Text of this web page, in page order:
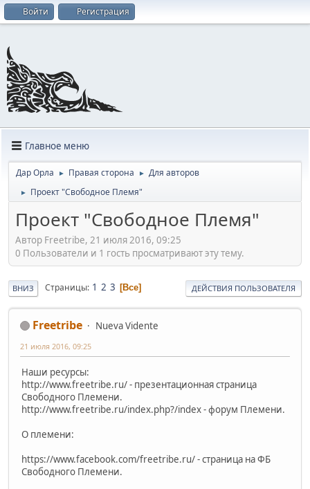
Войти Регистрация
Главное меню
Дар Орла ► Правая сторона ► Для авторов
► Проект "Свободное Племя"
Проект "Свободное Племя"
Автор Freetribe, 21 июля 2016, 09:25
0 Пользователи и 1 гость просматривают эту тему.
ВНИЗ Страницы 1 2 3 Все ДЕЙСТВИЯ ПОЛЬЗОВАТЕЛЯ
Freetribe Nueva Vidente
21 июля 2016, 09:25
Наши ресурсы:
http://www.freetribe.ru/ - презентационная страница
Свободного Племени.
http://www.freetribe.ru/index.php?/index - форум Племени.
О племени:
https://www.facebook.com/freetribe.ru/ - страница на ФБ
Свободного Племени.